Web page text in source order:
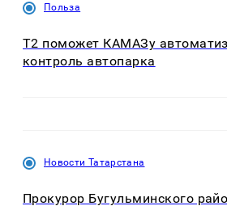
Польза
T2 поможет КАМАЗу
контроль автопарка
Новости Татарстана
Прокурор Бугульминского